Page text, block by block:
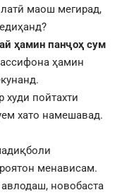
маош мегирад,
ҳамин панҷоҳ сум
ҳамин
худи пойтахти
хато намешавад.
менависам.
новобаста